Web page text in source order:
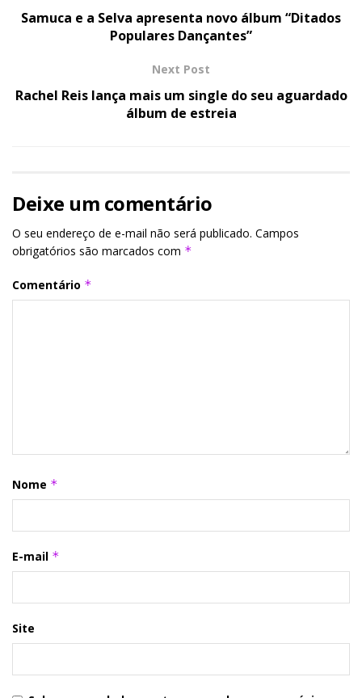
Samuca e a Selva apresenta novo álbum “Ditados
Populares Dançantes”
Next Post
Rachel Reis lança mais um single do seu aguardado
álbum de estreia
Deixe um comentário
O seu endereço de e-mail não será publicado. Campos
obrigatórios são marcados com *
Comentário *
Nome *
E-mail *
Site